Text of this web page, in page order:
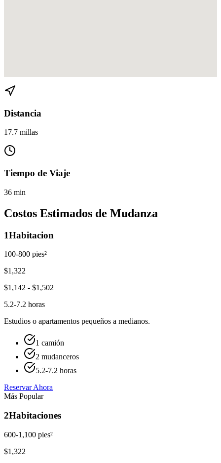
Distancia
17.7 millas
Tiempo de Viaje
36 min
Costos Estimados de Mudanza
1Habitacion
100-800 pies²
$1,322
$1,142 - $1,502
5.2-7.2 horas
Estudios o apartamentos pequeños a medianos.
1 camión
2 mudanceros
5.2-7.2 horas
Reservar Ahora
Más Popular
2Habitaciones
600-1,100 pies²
$1,322